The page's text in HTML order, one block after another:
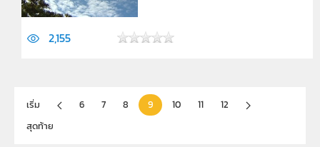
2,155
เริ่ม 6 7 8 9 10 11
12
สุดท้าย